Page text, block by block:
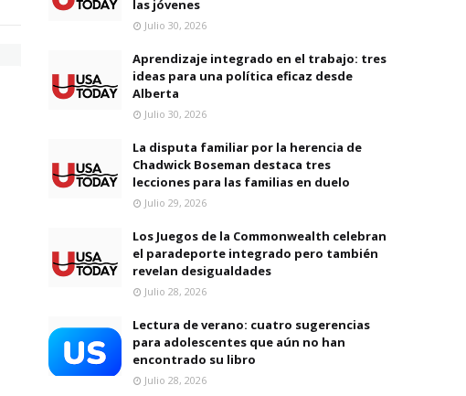
las jóvenes
Julio 30, 2026
Aprendizaje integrado en el trabajo: tres
ideas para una política eficaz desde
Alberta
Julio 30, 2026
La disputa familiar por la herencia de
Chadwick Boseman destaca tres
lecciones para las familias en duelo
Julio 29, 2026
Los Juegos de la Commonwealth celebran
el paradeporte integrado pero también
revelan desigualdades
Julio 28, 2026
Lectura de verano: cuatro sugerencias
para adolescentes que aún no han
encontrado su libro
Julio 28, 2026